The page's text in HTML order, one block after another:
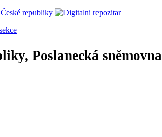
Poslanecká sněmovna